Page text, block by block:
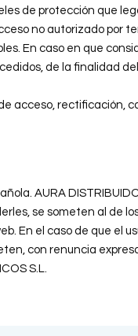
de protección que
no autorizado por
En caso en que
de la finalidad
acceso, rectificación,
AURA
se someten al de
En el caso de que el
con renuncia
S.L.